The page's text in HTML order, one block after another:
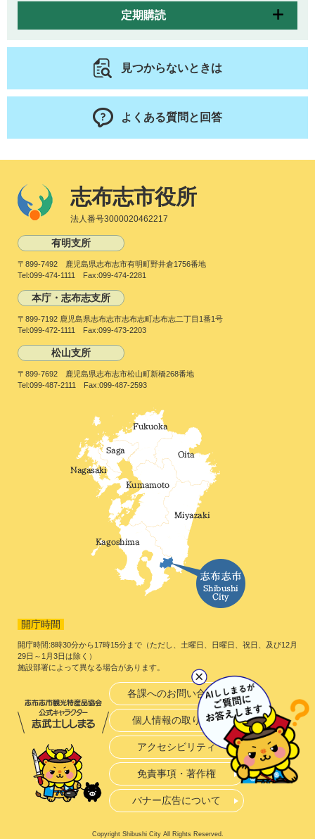
定期購読
見つからないときは
よくある質問と回答
志布志市役所
法人番号3000020462217
有明支所
〒899-7492 鹿児島県志布志市有明町野井倉1756番地
Tel:099-474-1111 Fax:099-474-2281
本庁・志布志支所
〒899-7192 鹿児島県志布志市志布志町志布志二丁目1番1号
Tel:099-472-1111 Fax:099-473-2203
松山支所
〒899-7692 鹿児島県志布志市松山町新橋268番地
Tel:099-487-2111 Fax:099-487-2593
開庁時間
開庁時間:8時30分から17時15分まで（ただし、土曜日、日曜日、祝日、及び12月
29日～1月3日は除く）
施設部署によって異なる場合があります。
各課へのお問い合わせ
個人情報の取り扱い
アクセシビリティ
免責事項・著作権
バナー広告について
Copyright Shibushi City All Rights Reserved.